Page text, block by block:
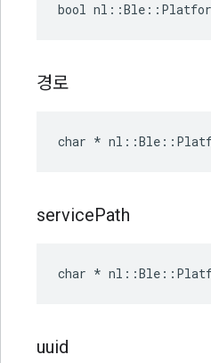
bool
경로
char *
servicePath
char *
uuid